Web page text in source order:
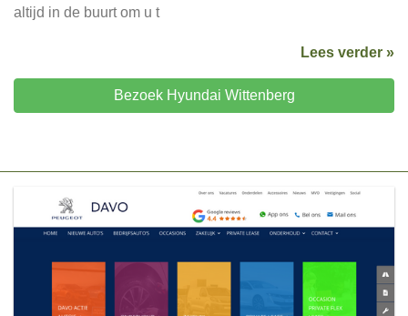
altijd in de buurt om u t
Lees verder »
Bezoek Hyundai Wittenberg